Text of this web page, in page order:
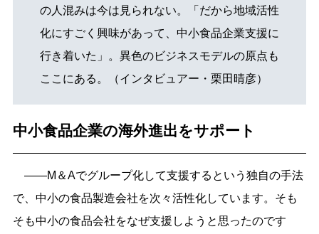
の人混みは今は見られない。「だから地域活性
化にすごく興味があって、中小食品企業支援に
行き着いた」。異色のビジネスモデルの原点も
ここにある。（インタビュアー・栗田晴彦）
中小食品企業の海外進出をサポート
――M＆Aでグループ化して支援するという独自の手法
で、中小の食品製造会社を次々活性化しています。そも
そも中小の食品会社をなぜ支援しようと思ったのです